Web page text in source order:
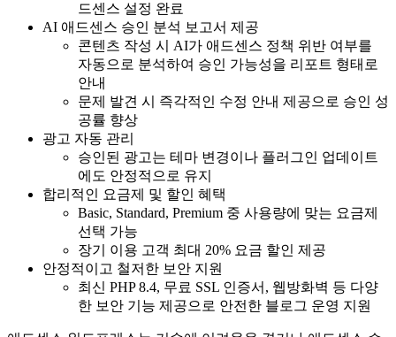
드센스 설정 완료
AI 애드센스 승인 분석 보고서 제공
콘텐츠 작성 시 AI가 애드센스 정책 위반 여부를
자동으로 분석하여 승인 가능성을 리포트 형태로
안내
문제 발견 시 즉각적인 수정 안내 제공으로 승인 성
공률 향상
광고 자동 관리
승인된 광고는 테마 변경이나 플러그인 업데이트
에도 안정적으로 유지
합리적인 요금제 및 할인 혜택
Basic, Standard, Premium 중 사용량에 맞는 요금제
선택 가능
장기 이용 고객 최대 20% 요금 할인 제공
안정적이고 철저한 보안 지원
최신 PHP 8.4, 무료 SSL 인증서, 웹방화벽 등 다양
한 보안 기능 제공으로 안전한 블로그 운영 지원